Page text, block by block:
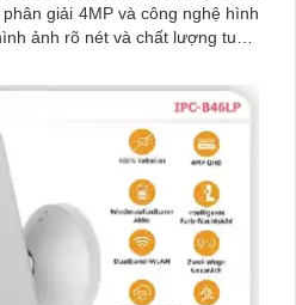
ảnh rõ nét và chất lượng tuyệt